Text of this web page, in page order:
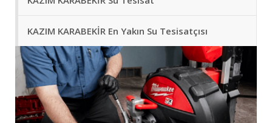
KAZIM KARABEKİR En Yakın Su Tesisatçısı